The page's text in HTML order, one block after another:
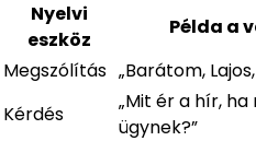
Nyelvi
eszköz
Példa a
Megszólítás „Barátom,
Kérdés
„Mit ér a hír, ha
ügynek?”